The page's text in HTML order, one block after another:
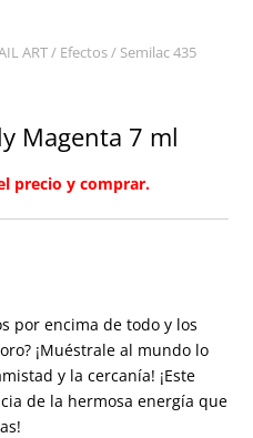
ART/ Efectos/ Semilac 435
Magenta 7 ml
precio y comprar.
por encima de todo y los
¡Muéstrale al mundo lo
y la cercanía! ¡Este
de la hermosa energía que